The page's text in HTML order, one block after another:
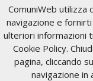
ComuniWeb utilizza
navigazione e
ulteriori informazioni
Cookie Policy.
pagina, cliccando
navigazione in